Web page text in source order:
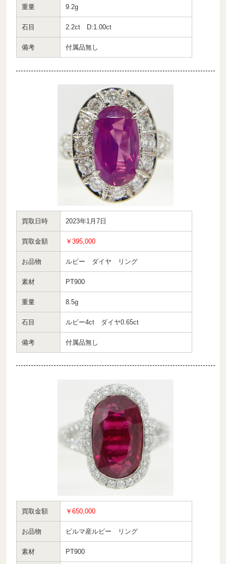
重量 9.2g
石目 2.2ct D:1.00ct
備考 付属品無し
買取日時 2023年1月7日
買取金額 ￥395,000
お品物 ルビー ダイヤ リング
素材 PT900
重量 8.5g
石目 ルビー4ct ダイヤ0.65ct
備考 付属品無し
買取金額 ￥650,000
お品物 ビルマ産ルビー リング
素材 PT900